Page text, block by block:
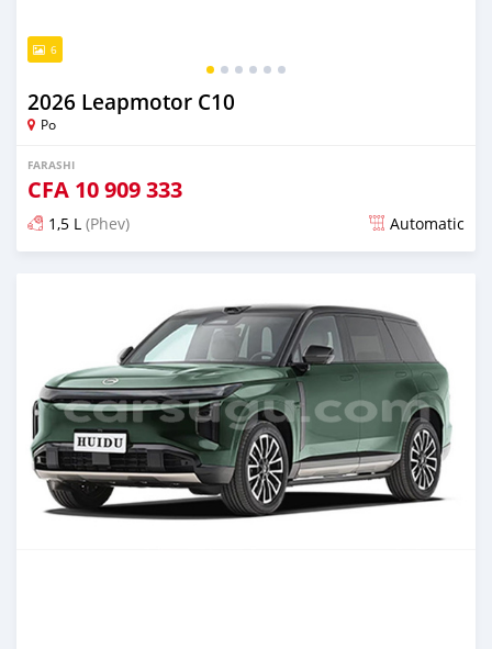
6
2026 Leapmotor C10
Po
FARASHI
CFA 10 909 333
1,5 L (Phev) Automatic